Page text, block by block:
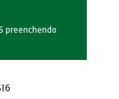
preenchendo